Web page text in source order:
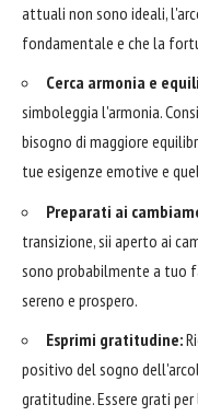
attuali non sono ideali,
fondamentale e che la
Cerca armonia e
simboleggia l'armonia.
bisogno di maggiore
tue esigenze emotive e
Preparati ai
transizione, sii aperto ai
sono probabilmente a tuo
sereno e prospero.
Esprimi gratitudine:
positivo del sogno
gratitudine. Essere grati